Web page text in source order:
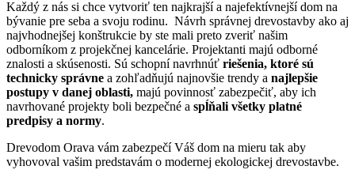
Každý z nás si chce vytvoriť ten najkrajší a najefektívnejší dom na
bývanie pre seba a svoju rodinu. Návrh správnej drevostavby ako aj
najvhodnejšej konštrukcie by ste mali preto zveriť našim
odborníkom z projekčnej kancelárie. Projektanti majú odborné
znalosti a skúsenosti. Sú schopní navrhnúť riešenia, ktoré sú
technicky správne a zohľadňujú najnovšie trendy a najlepšie
postupy v danej oblasti, majú povinnosť zabezpečiť, aby ich
navrhované projekty boli bezpečné a spĺňali všetky platné
predpisy a normy.
Drevodom Orava vám zabezpečí Váš dom na mieru tak aby
vyhovoval vašim predstavám o modernej ekologickej drevostavbe.